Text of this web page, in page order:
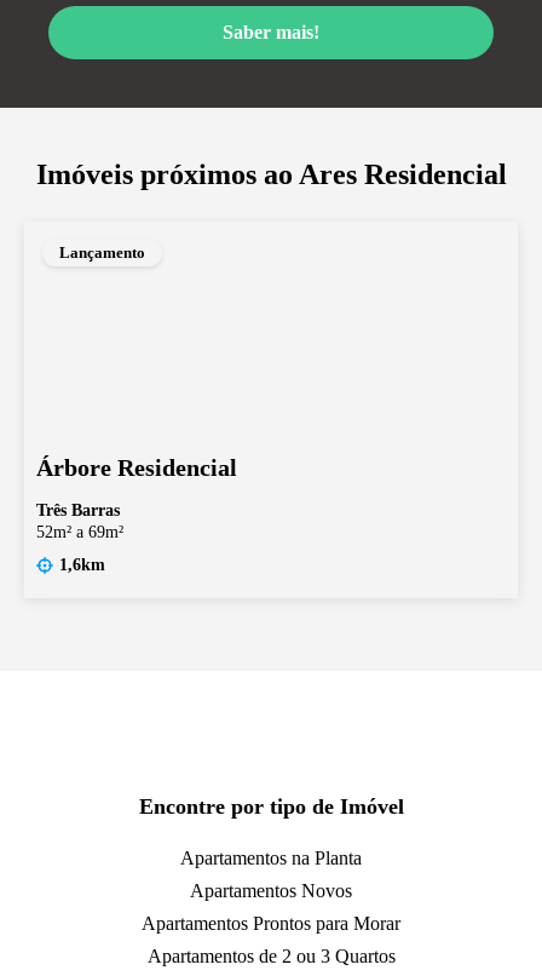
Saber mais!
Imóveis próximos ao Ares Residencial
Lançamento
Árbore Residencial
Três Barras
52m² a 69m²
1,6km
Encontre por tipo de Imóvel
Apartamentos na Planta
Apartamentos Novos
Apartamentos Prontos para Morar
Apartamentos de 2 ou 3 Quartos